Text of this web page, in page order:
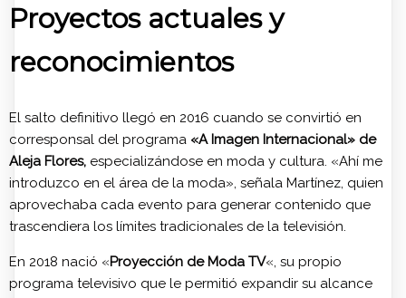
Proyectos actuales y
reconocimientos
El salto definitivo llegó en 2016 cuando se convirtió en
corresponsal del programa «A Imagen Internacional» de
Aleja Flores, especializándose en moda y cultura. «Ahí me
introduzco en el área de la moda», señala Martínez, quien
aprovechaba cada evento para generar contenido que
trascendiera los límites tradicionales de la televisión.
En 2018 nació «Proyección de Moda TV«, su propio
programa televisivo que le permitió expandir su alcance